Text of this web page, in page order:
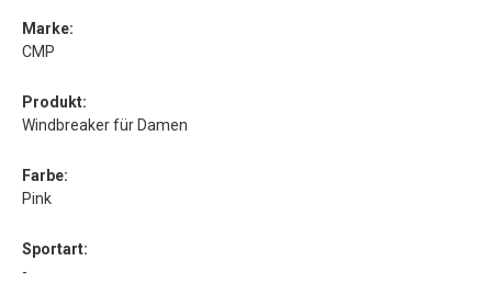
Marke:
CMP
Produkt:
Windbreaker für Damen
Farbe:
Pink
Sportart:
-